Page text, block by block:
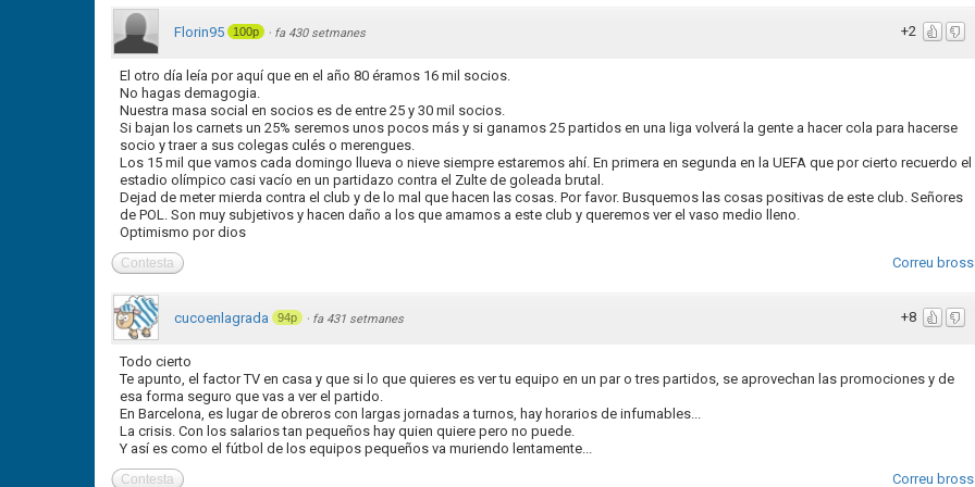
+2
Florin95 100p · fa 430 setmanes
El otro día leía por aquí que en el año 80 éramos 16 mil socios.
No hagas demagogia.
Nuestra masa social en socios es de entre 25 y 30 mil socios.
Si bajan los carnets un 25% seremos unos pocos más y si ganamos 25 partidos en una liga volverá la gente a hacer cola para hacerse
socio y traer a sus colegas culés o merengues.
Los 15 mil que vamos cada domingo llueva o nieve siempre estaremos ahí. En primera en segunda en la UEFA que por cierto recuerdo el
estadio olímpico casi vacío en un partidazo contra el Zulte de goleada brutal.
Dejad de meter mierda contra el club y de lo mal que hacen las cosas. Por favor. Busquemos las cosas positivas de este club. Señores
de POL. Son muy subjetivos y hacen daño a los que amamos a este club y queremos ver el vaso medio lleno.
Optimismo por dios
Correu
Contesta
+8
cucoenlagrada 94p · fa 431 setmanes
Todo cierto
Te apunto, el factor TV en casa y que si lo que quieres es ver tu equipo en un par o tres partidos, se aprovechan las promociones y de
esa forma seguro que vas a ver el partido.
En Barcelona, es lugar de obreros con largas jornadas a turnos, hay horarios de infumables...
La crisis. Con los salarios tan pequeños hay quien quiere pero no puede.
Y así es como el fútbol de los equipos pequeños va muriendo lentamente...
Correu
Contesta